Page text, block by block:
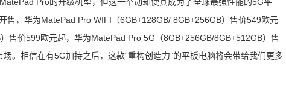
售，华为MatePad Pro WIFI（6GB+128GB/ 8GB+256GB）售价549欧元
售价599欧元起，华为MatePad Pro 5G（8GB+256GB/8GB+512GB）售
。相信在有5G加持之后，这款“重构创造力”的平板电脑将会带给我们更多